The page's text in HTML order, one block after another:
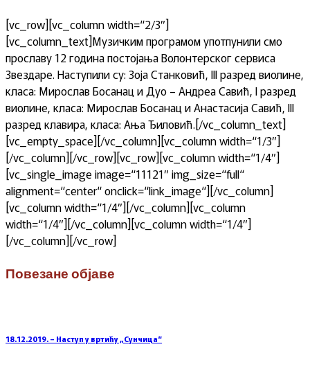
[vc_row][vc_column width=“2/3″]
[vc_column_text]Музичким програмом употпунили смо
прославу 12 година постојања Волонтерског сервиса
Звездаре. Наступили су: Зоја Станковић, III разред виолине,
класа: Мирослав Босанац и Дуо – Андреа Савић, I разред
виолине, класа: Мирослав Босанац и Анастасија Савић, III
разред клавира, класа: Ања Ђиловић.[/vc_column_text]
[vc_empty_space][/vc_column][vc_column width=“1/3″]
[/vc_column][/vc_row][vc_row][vc_column width=“1/4″]
[vc_single_image image=“11121″ img_size=“full“
alignment=“center“ onclick=“link_image“][/vc_column]
[vc_column width=“1/4″][/vc_column][vc_column
width=“1/4″][/vc_column][vc_column width=“1/4″]
[/vc_column][/vc_row]
Повезане објаве
18.12.2019. – Наступ у вртићу „Сунчица“